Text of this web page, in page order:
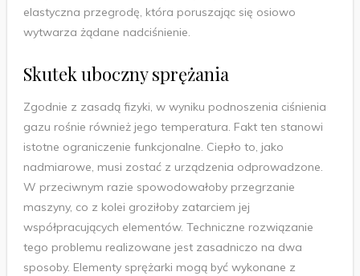
elastyczna przegrodę, która poruszając się osiowo
wytwarza żądane nadciśnienie.
Skutek uboczny sprężania
Zgodnie z zasadą fizyki, w wyniku podnoszenia ciśnienia
gazu rośnie również jego temperatura. Fakt ten stanowi
istotne ograniczenie funkcjonalne. Ciepło to, jako
nadmiarowe, musi zostać z urządzenia odprowadzone.
W przeciwnym razie spowodowałoby przegrzanie
maszyny, co z kolei groziłoby zatarciem jej
współpracujących elementów. Techniczne rozwiązanie
tego problemu realizowane jest zasadniczo na dwa
sposoby. Elementy sprężarki mogą być wykonane z